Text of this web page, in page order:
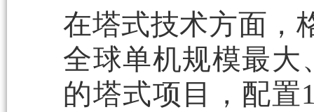
在塔式技术方面，
全球单机规模最大
的塔式项目，配置